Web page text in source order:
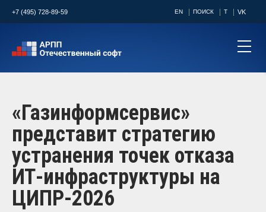
+7 (495) 728-89-59 EN ПОИСК T VK
«Газинформсервис»
представит стратегию
устранения точек отказа
ИТ-инфраструктуры на
ЦИПР-2026